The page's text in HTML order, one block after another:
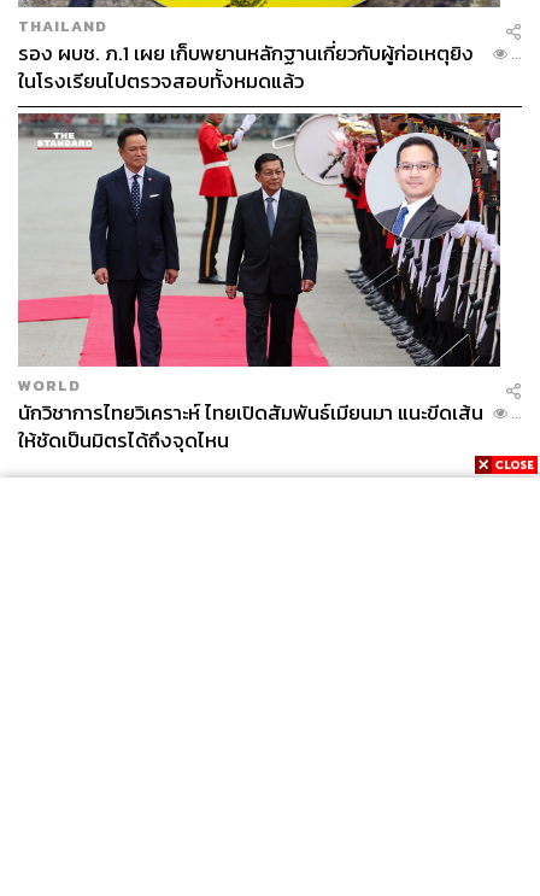
THAILAND
รอง ผบช. ภ.1 เผย เก็บพยานหลักฐานเกี่ยวกับผู้ก่อเหตุยิง
ในโรงเรียนไปตรวจสอบทั้งหมดแล้ว
...
WORLD
นักวิชาการไทยวิเคราะห์ ไทยเปิดสัมพันธ์เมียนมา แนะขีดเส้น
ให้ชัดเป็นมิตรได้ถึงจุดไหน
...